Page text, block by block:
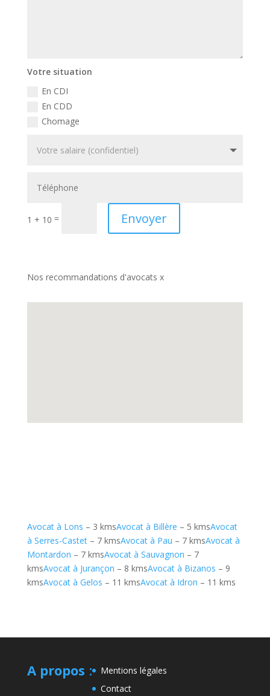
Votre situation
En CDI
En CDD
Chomage
1 + 10 = Envoyer
Nos recommandations d'avocats x
Avocat à Lons – 3 kmsAvocat à Billère – 5 kmsAvocat
à Serres-Castet– 7 kmsAvocat à Pau – 7 kmsAvocat à
Montardon – 7 kmsAvocat à Sauvagnon – 7
kmsAvocat à Jurançon – 8 kmsAvocat à Bizanos – 9
kmsAvocat à Gelos – 11 kmsAvocat à Idron – 11 kms
A propos :
Mentions légales
Contact